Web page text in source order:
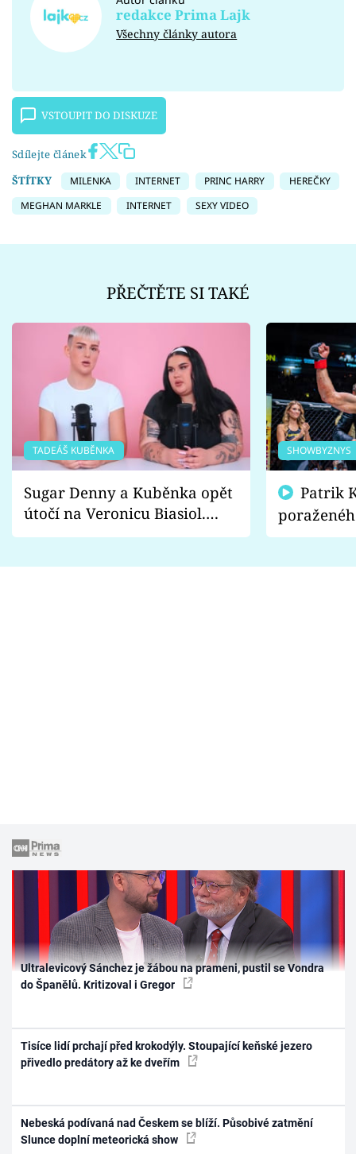
redakce Prima Lajk
Všechny články autora
VSTOUPIT DO DISKUZE
Sdílejte článek
ŠTÍTKY
MILENKA INTERNET PRINC HARRY
HEREČKY
MEGHAN MARKLE
INTERNET SEXY VIDEO
PŘEČTĚTE SI TAKÉ
TADEÁŠ KUBĚNKA
Sugar Denny a Kuběnka opět
útočí na Veronicu Biasiol.
Proč je podle nich falešná a
SHOWBYZNYS
fanoušci
Ultralevicový Sánchez je žábou na prameni, pustil se Vondra
do Španělů. Kritizoval i Gregor
Tisíce lidí prchají před krokodýly. Stoupající keňské jezero
přivedlo predátory až ke dveřím
Nebeská podívaná nad Českem se blíží. Působivé zatmění
Slunce doplní meteorická show